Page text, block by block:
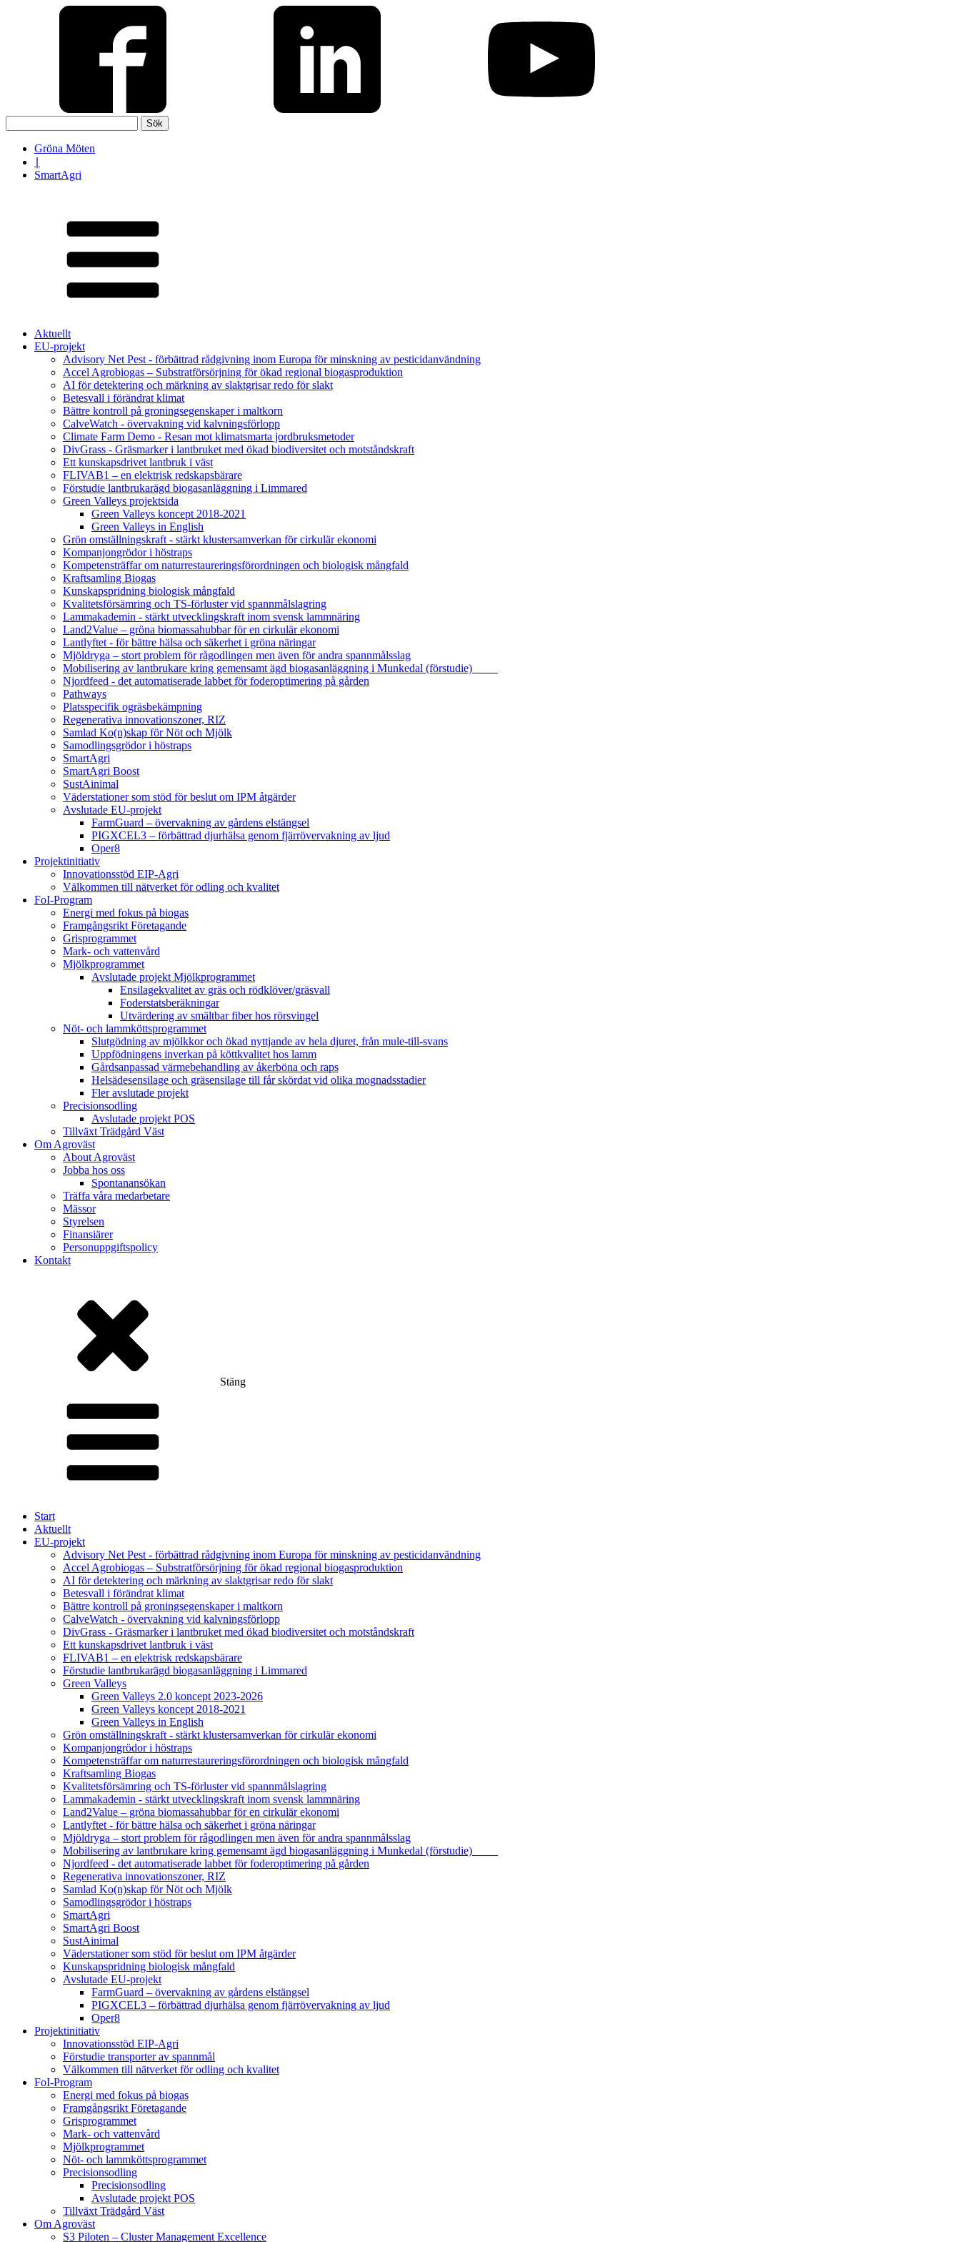
efter:
Gröna Möten
SmartAgri
Aktuellt
EU-projekt
Advisory Net Pest - förbättrad rådgivning inom Europa för minskning av pesticidanvändning
Accel Agrobiogas – Substratförsörjning för ökad regional biogasproduktion
AI för detektering och märkning av slaktgrisar redo för slakt
Betesvall i förändrat klimat
Bättre kontroll på groningsegenskaper i maltkorn
CalveWatch - övervakning vid kalvningsförlopp
Climate Farm Demo - Resan mot klimatsmarta jordbruksmetoder
DivGrass - Gräsmarker i lantbruket med ökad biodiversitet och motståndskraft
Ett kunskapsdrivet lantbruk i väst
FLIVAB1 – en elektrisk redskapsbärare
Förstudie lantbrukarägd biogasanläggning i Limmared
Green Valleys projektsida
Green Valleys koncept 2018-2021
Green Valleys in English
Grön omställningskraft - stärkt klustersamverkan för cirkulär ekonomi
Kompanjongrödor i höstraps
Kompetensträffar om naturrestaureringsförordningen och biologisk mångfald
Kraftsamling Biogas
Kunskapspridning biologisk mångfald
Kvalitetsförsämring och TS-förluster vid spannmålslagring
Lammakademin - stärkt utvecklingskraft inom svensk lammnäring
Land2Value – gröna biomassahubbar för en cirkulär ekonomi
Lantlyftet - för bättre hälsa och säkerhet i gröna näringar
Mjöldryga – stort problem för rågodlingen men även för andra spannmålsslag
Mobilisering av lantbrukare kring gemensamt ägd biogasanläggning i Munkedal (förstudie)
Njordfeed - det automatiserade labbet för foderoptimering på gården
Pathways
Platsspecifik ogräsbekämpning
Regenerativa innovationszoner, RIZ
Samlad Ko(n)skap för Nöt och Mjölk
Samodlingsgrödor i höstraps
SmartAgri
SmartAgri Boost
SustAinimal
Väderstationer som stöd för beslut om IPM åtgärder
Avslutade EU-projekt
FarmGuard – övervakning av gårdens elstängsel
PIGXCEL3 – förbättrad djurhälsa genom fjärrövervakning av ljud
Oper8
Projektinitiativ
Innovationsstöd EIP-Agri
Välkommen till nätverket för odling och kvalitet
FoI-Program
Energi med fokus på biogas
Framgångsrikt Företagande
Grisprogrammet
Mark- och vattenvård
Mjölkprogrammet
Avslutade projekt Mjölkprogrammet
Ensilagekvalitet av gräs och rödklöver/gräsvall
Foderstatsberäkningar
Utvärdering av smältbar fiber hos rörsvingel
Nöt- och lammköttsprogrammet
Slutgödning av mjölkkor och ökad nyttjande av hela djuret, från mule-till-svans
Uppfödningens inverkan på köttkvalitet hos lamm
Gårdsanpassad värmebehandling av åkerböna och raps
Helsädesensilage och gräsensilage till får skördat vid olika mognadsstadier
Fler avslutade projekt
Precisionsodling
Avslutade projekt POS
Tillväxt Trädgård Väst
Om Agroväst
About Agroväst
Jobba hos oss
Spontanansökan
Träffa våra medarbetare
Mässor
Styrelsen
Finansiärer
Personuppgiftspolicy
Kontakt
Stäng
Start
Aktuellt
EU-projekt
Advisory Net Pest - förbättrad rådgivning inom Europa för minskning av pesticidanvändning
Accel Agrobiogas – Substratförsörjning för ökad regional biogasproduktion
AI för detektering och märkning av slaktgrisar redo för slakt
Betesvall i förändrat klimat
Bättre kontroll på groningsegenskaper i maltkorn
CalveWatch - övervakning vid kalvningsförlopp
DivGrass - Gräsmarker i lantbruket med ökad biodiversitet och motståndskraft
Ett kunskapsdrivet lantbruk i väst
FLIVAB1 – en elektrisk redskapsbärare
Förstudie lantbrukarägd biogasanläggning i Limmared
Green Valleys
Green Valleys 2.0 koncept 2023-2026
Green Valleys koncept 2018-2021
Green Valleys in English
Grön omställningskraft - stärkt klustersamverkan för cirkulär ekonomi
Kompanjongrödor i höstraps
Kompetensträffar om naturrestaureringsförordningen och biologisk mångfald
Kraftsamling Biogas
Kvalitetsförsämring och TS-förluster vid spannmålslagring
Lammakademin - stärkt utvecklingskraft inom svensk lammnäring
Land2Value – gröna biomassahubbar för en cirkulär ekonomi
Lantlyftet - för bättre hälsa och säkerhet i gröna näringar
Mjöldryga – stort problem för rågodlingen men även för andra spannmålsslag
Mobilisering av lantbrukare kring gemensamt ägd biogasanläggning i Munkedal (förstudie)
Njordfeed - det automatiserade labbet för foderoptimering på gården
Regenerativa innovationszoner, RIZ
Samlad Ko(n)skap för Nöt och Mjölk
Samodlingsgrödor i höstraps
SmartAgri
SmartAgri Boost
SustAinimal
Väderstationer som stöd för beslut om IPM åtgärder
Kunskapspridning biologisk mångfald
Avslutade EU-projekt
FarmGuard – övervakning av gårdens elstängsel
PIGXCEL3 – förbättrad djurhälsa genom fjärrövervakning av ljud
Oper8
Projektinitiativ
Innovationsstöd EIP-Agri
Förstudie transporter av spannmål
Välkommen till nätverket för odling och kvalitet
FoI-Program
Energi med fokus på biogas
Framgångsrikt Företagande
Grisprogrammet
Mark- och vattenvård
Mjölkprogrammet
Nöt- och lammköttsprogrammet
Precisionsodling
Precisionsodling
Avslutade projekt POS
Tillväxt Trädgård Väst
Om Agroväst
S3 Piloten – Cluster Management Excellence